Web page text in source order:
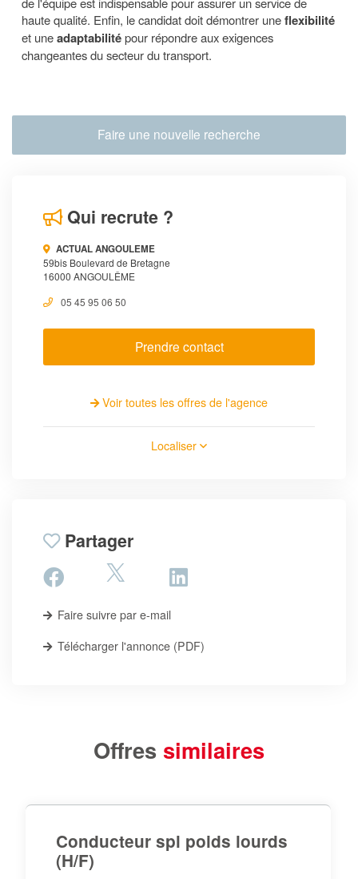
haute qualité. Enfin, le candidat doit démontrer uneflexibilité
et uneadaptabilitépour répondre aux exigences
changeantes du secteur du transport.
Faire une nouvelle recherche
Qui recrute ?
ACTUAL ANGOULEME
59bis Boulevard de Bretagne
16000 ANGOULÊME
05 45 95 06 50
Prendre contact
Voir toutes les offres de l'agence
Localiser
Partager
Faire suivre par e-mail
Télécharger l'annonce (PDF)
Offres similaires
Conducteur spl poids lourds
(H/F)